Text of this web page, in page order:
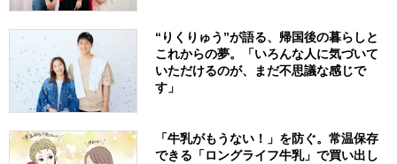
“りくりゅう”が語る、帰国後の暮らしと
これからの夢。「いろんな人に気づいて
いただけるのが、まだ不思議な感じで
す」
「牛乳がもうない！」を防ぐ。常温保存
できる「ロングライフ牛乳」で買い出し